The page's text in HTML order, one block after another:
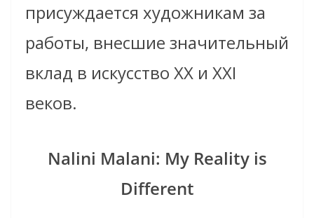
присуждается художникам за
работы, внесшие значительный
вклад в искусство XX и XXI
веков.
Nalini Malani: My Reality is
Different